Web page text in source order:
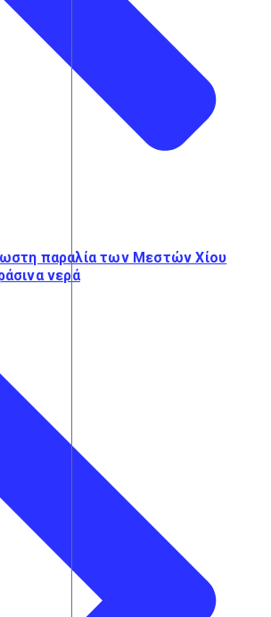
παραλία των Μεστών Χίου
νερά